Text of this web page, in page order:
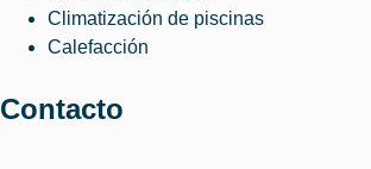
Climatización de piscinas
Calefacción
Contacto